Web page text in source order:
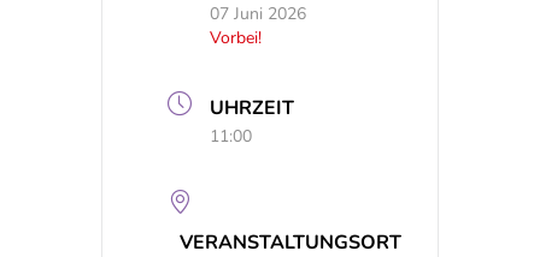
07 Juni 2026
Vorbei!
UHRZEIT
11:00
VERANSTALTUNGSORT